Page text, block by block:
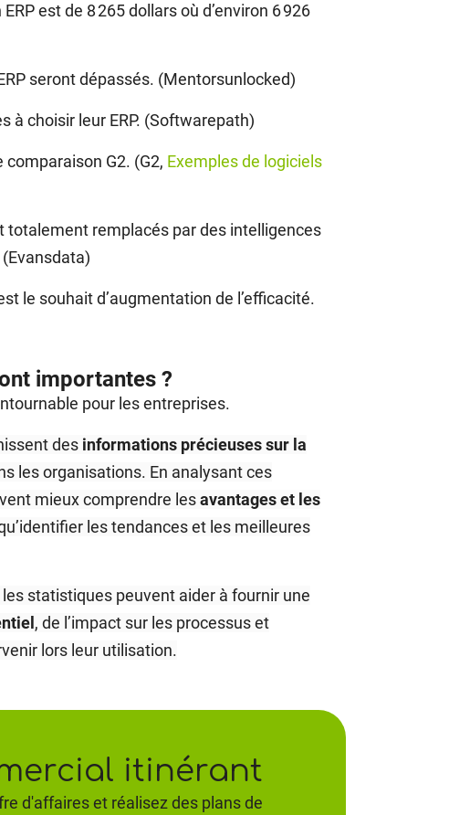
est de 8 265 dollars où d’environ 6 926
seront dépassés. (Mentorsunlocked)
à choisir leur ERP. (Softwarepath)
comparaison G2. (G2, Exemples de logiciels
totalement remplacés par des intelligences
le souhait d’augmentation de l’efficacité.
importantes ?
pour les entreprises.
des informations précieuses sur la
les organisations. En analysant ces
mieux comprendre lesavantages et les
les tendances et les meilleures
statistiques peuvent aider à fournir une
, de l’impact sur les processus et
lors leur utilisation.
itinérant
d'affaires et réalisez des plans de